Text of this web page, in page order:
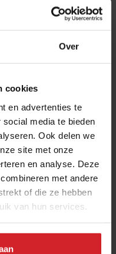
Over
cookies
en advertenties te
media te bieden
Ook delen we
site met onze
en analyse. Deze
met andere
of die ze hebben
van hun services.
in
is nieuwe eigenaar